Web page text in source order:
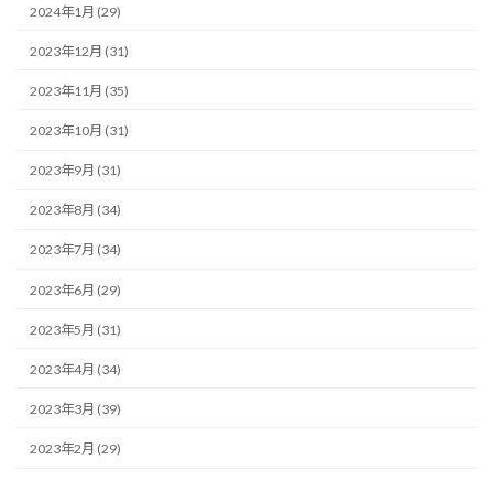
2024年1月 (29)
2023年12月 (31)
2023年11月 (35)
2023年10月 (31)
2023年9月 (31)
2023年8月 (34)
2023年7月 (34)
2023年6月 (29)
2023年5月 (31)
2023年4月 (34)
2023年3月 (39)
2023年2月 (29)